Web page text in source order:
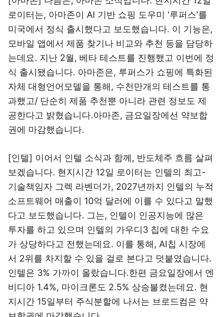
로이터는, 아마존이 AI 기반 쇼핑 도우미 '루퍼스'를
미국에서 정식 출시했다고 보도했습니다. 이 기능은,
모바일 앱에서 제품 찾기나 비교와 추천 등을 담당하
는데요. 지난 2월, 베타 테스트를 진행했고 이번에 정
식 출시됐습니다. 아마존은, 루퍼스가 쇼핑에 특화된
자체 대형언어모델을 통해, 수천만개의 테스트를 통
과했고/ 단순히 제품 추천뿐 아니라 관련 정보도 제
공한다고 밝혔습니다.아마존, 금요일장에선 약보합
권에 마감했습니다.
[인텔] 이어서 인텔 소식과 함께, 반도체주 흐름 살펴
보겠습니다. 현지시간 12일 로이터는 인텔의 최고-
기술책임자 그렉 라벤더가, 2027년까지 인텔의 누적
소프트웨어 매출이 10억 달러에 이를 수 있다고 말했
다고 보도했습니다. 그는, 인텔이 인공지능에 많은
투자를 하고 있으며 인텔의 가우디3 칩에 대한 수요
가 상당하다고 전했는데요. 이를 통해, AI칩 시장에
서 2위를 차지할 수 있을 걸로 본다고 덧붙였습니다.
인텔은 3% 가까이 올랐습니다.한편 금요일장에서 엔
비디아 1.4%, 마이크론도 2.5% 상승불켰는데요. 현
지시간 15일부터 주식분할에 나서는 브로드컴은 약